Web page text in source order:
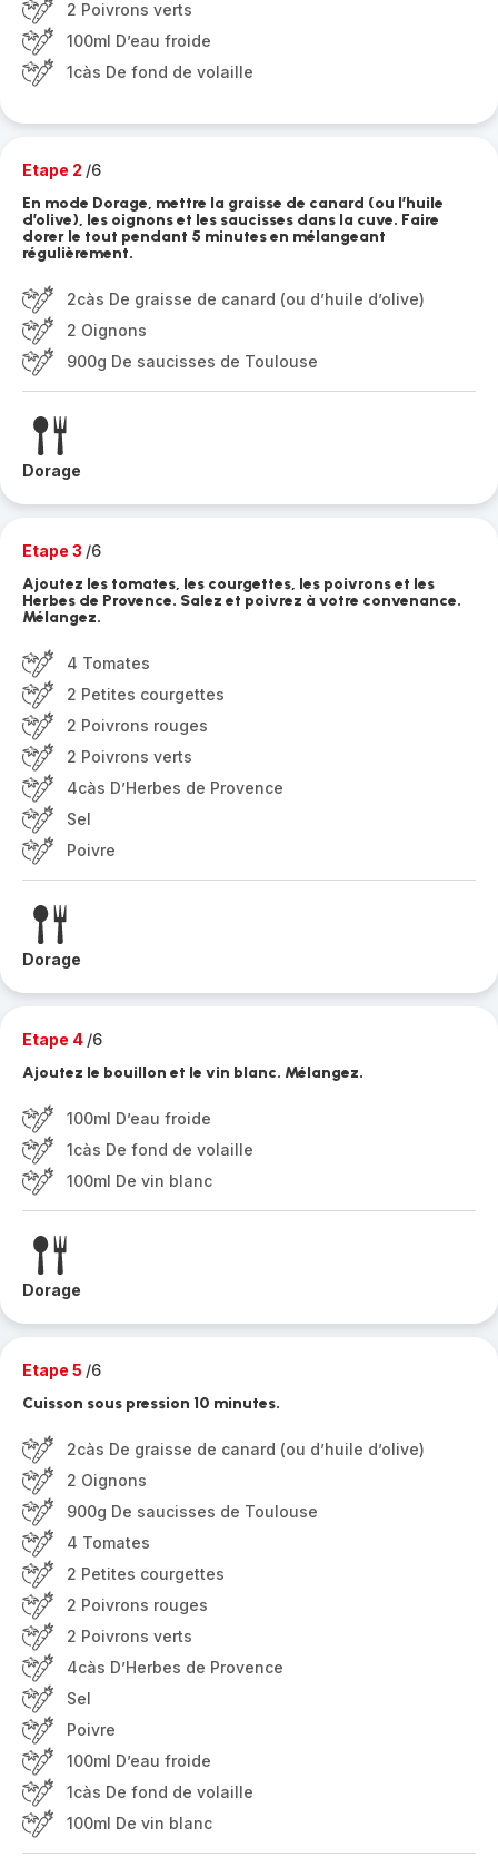
2 Poivrons verts
100ml D’eau froide
1càs De fond de volaille
Etape 2 /6
En mode Dorage, mettre la graisse de canard (ou l’huile
d’olive), les oignons et les saucisses dans la cuve. Faire
dorer le tout pendant 5 minutes en mélangeant
régulièrement.
2càs De graisse de canard (ou d’huile d’olive)
2 Oignons
900g De saucisses de Toulouse
Dorage
Etape 3 /6
Ajoutez les tomates, les courgettes, les poivrons et les
Herbes de Provence. Salez et poivrez à votre convenance.
Mélangez.
4 Tomates
2 Petites courgettes
2 Poivrons rouges
2 Poivrons verts
4càs D’Herbes de Provence
Sel
Poivre
Dorage
Etape 4 /6
Ajoutez le bouillon et le vin blanc. Mélangez.
100ml D’eau froide
1càs De fond de volaille
100ml De vin blanc
Dorage
Etape 5 /6
Cuisson sous pression 10 minutes.
2càs De graisse de canard (ou d’huile d’olive)
2 Oignons
900g De saucisses de Toulouse
4 Tomates
2 Petites courgettes
2 Poivrons rouges
2 Poivrons verts
4càs D’Herbes de Provence
Sel
Poivre
100ml D’eau froide
1càs De fond de volaille
100ml De vin blanc